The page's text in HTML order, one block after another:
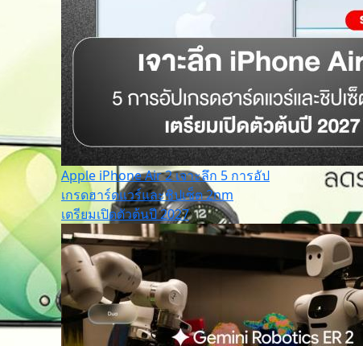
Apple iPhone Air 2 เจาะลึก 5 การอัป
เกรดฮาร์ดแวร์และชิปเซ็ต 2nm
เตรียมเปิดตัวต้นปี 2027